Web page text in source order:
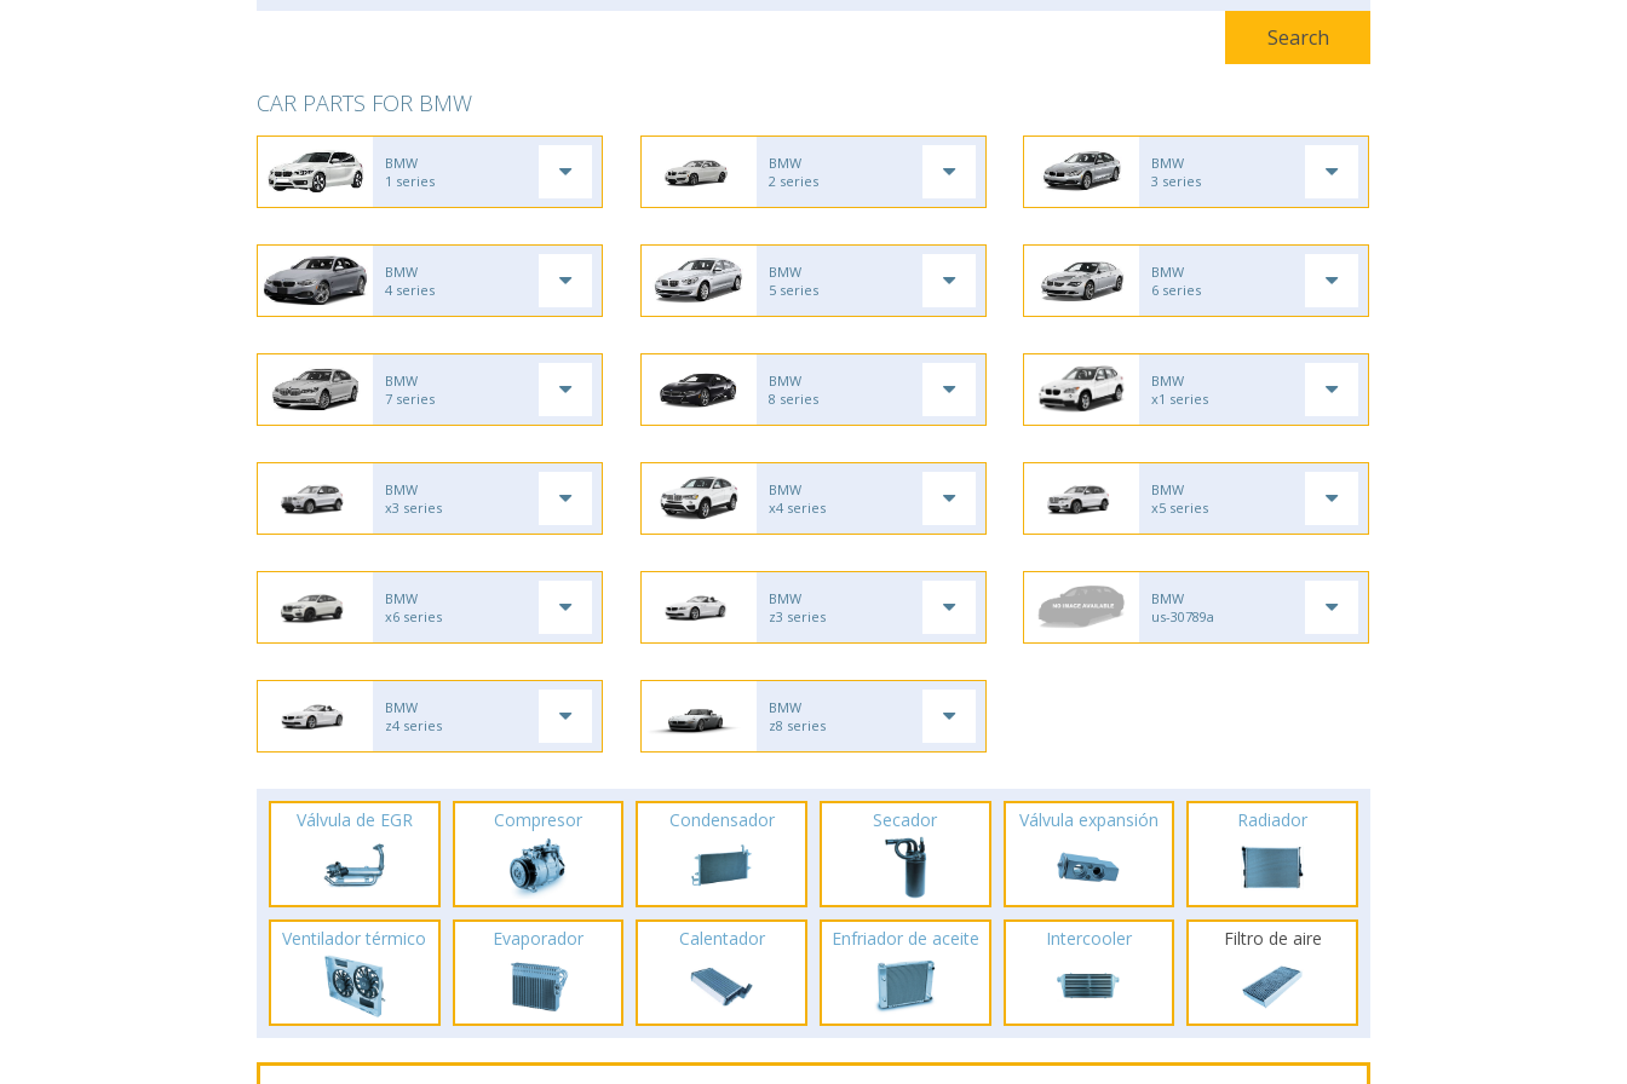
CAR PARTS FOR BMW
BMW
1 series
BMW
2 series
BMW
3 series
BMW
4 series
BMW
5 series
BMW
6 series
BMW
7 series
BMW
8 series
BMW
x1 series
BMW
x3 series
BMW
x4 series
BMW
x5 series
BMW
x6 series
BMW
z3 series
BMW
us-30789a
BMW
z4 series
BMW
z8 series
Válvula de EGR Compresor Condensador Secador Válvula expansión Radiador
Ventilador térmico Evaporador Calentador Enfriador de aceite Intercooler Filtro de aire